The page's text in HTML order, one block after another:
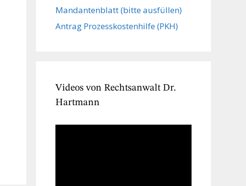
Mandanten­blatt (bitte ausfüllen)
Antrag Prozesskostenhilfe (PKH)
Videos von Rechtsanwalt Dr.
Hartmann